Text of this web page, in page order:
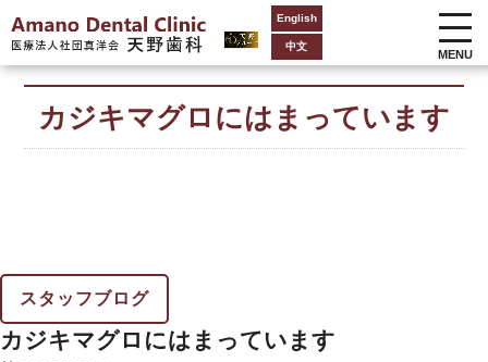
English
中文
MENU
カジキマグロにはまっています
スタッフブログ
カジキマグロにはまっています